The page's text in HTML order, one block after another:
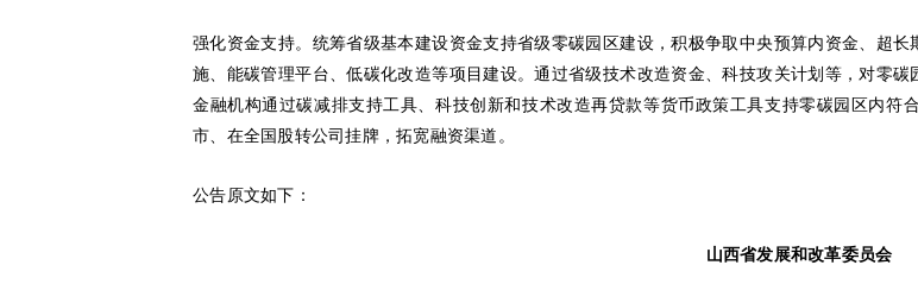
强化资金支持。统筹省级基本建设资金支持省级零碳园区建设，积极争取中央预算内资金、超
施、能碳管理平台、低碳化改造等项目建设。通过省级技术改造资金、科技攻关计划等，对零
金融机构通过碳减排支持工具、科技创新和技术改造再贷款等货币政策工具支持零碳园区内符
市、在全国股转公司挂牌，拓宽融资渠道。
公告原文如下：
山西省发展和改革委员会